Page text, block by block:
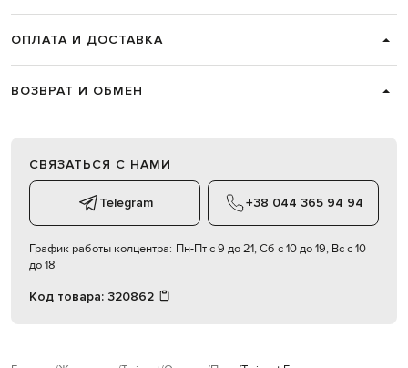
ОПЛАТА И ДОСТАВКА
ВОЗВРАТ И ОБМЕН
СВЯЗАТЬСЯ С НАМИ
Telegram +38 044 365 94 94
График работы колцентра: Пн-Пт с 9 до 21, Сб с 10 до 19, Вс с 10
до 18
Код товара: 320862